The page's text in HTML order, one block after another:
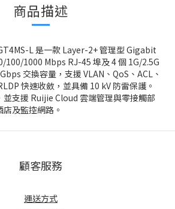
商品描述
L 是一款 Layer-2+ 管理型 Gigabit
100/1000 Mbps RJ-45 埠及 4 個 1G/2.5G
交換容量，支援 VLAN、QoS、ACL、
快速收斂，並具備 10 kV 防雷保護。
支援 Ruijie Cloud 雲端管理與零接觸部
及監控網路。
顧客服務
運送方式